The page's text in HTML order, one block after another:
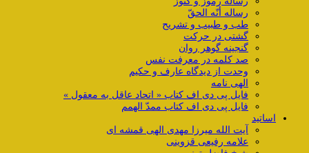
رساله أنّه الحقّ
طب و طبیب و تشریح
گشتی در حرکت
گنجینه گوهر روان
صد کلمه در معرفت نفس
وحدت از دیدگاه عارف و حکیم
الهی نامه
فایل پی دی اف کتاب « اتحاد عاقل به معقول »
فایل پی دی اف کتاب ممدّ الهمم
اساتید
آیت الله میرزا مهدی الهی قمشه ای
علامه رفیعی قزوینی